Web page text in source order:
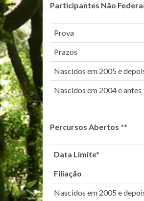
Participantes Não
Prova
Prazos
Nascidos em 2005 e
Nascidos em 2004 e antes
Percursos Abertos **
Data Limite*
Filiação
Nascidos em 2005 e